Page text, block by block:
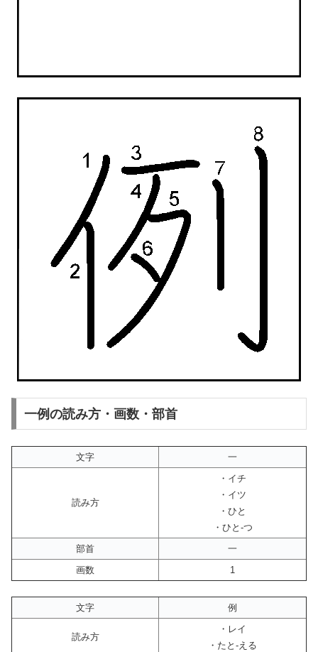
一例の読み方・画数・部首
文字 一
読み方
・イチ
・イツ
・ひと
・ひと-つ
部首
一
画数
1
文字 例
読み方
・レイ
・たと-える